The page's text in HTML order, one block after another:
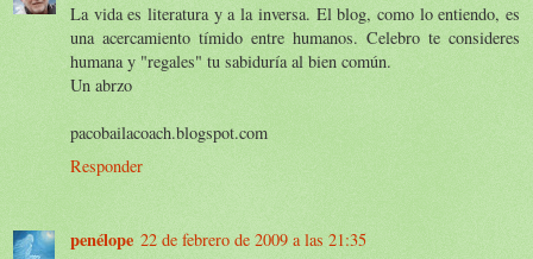
La vida es literatura y a la inversa. El blog, como lo entiendo, es
una acercamiento tímido entre humanos. Celebro te consideres
humana y "regales" tu sabiduría al bien común.
Un abrzo
pacobailacoach.blogspot.com
Responder
penélope 22 de febrero de 2009 a las 21:35